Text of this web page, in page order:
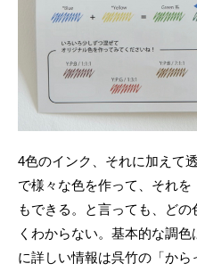
4色のインク、それに加えて
で様々な色を作って、それ
もできる。と言っても、ど
くわからない。基本的な調
に詳しい情報は呉竹の「か